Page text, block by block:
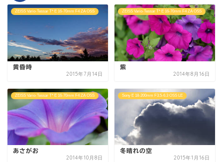
ZEISS Vario-Tessar T* E 16-70mm F4 ZA OSS
黄昏時
2015年7月14日
ZEISS Vario-Tessar T* E 16-70mm F4 ZA OSS
紫
2014年8月16日
ZEISS Vario-Tessar T* E 16-70mm F4 ZA OSS
あさがお
2014年10月8日
Sony E 18-200mm F3.5-6.3 OSS LE
冬晴れの空
2015年1月16日